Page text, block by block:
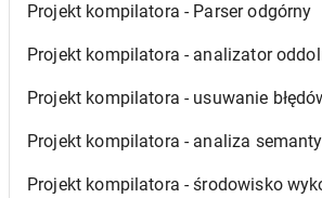
Projekt kompilatora - Parser odgórny
Projekt kompilatora - analizator
Projekt kompilatora - usuwanie
Projekt kompilatora - analiza
Projekt kompilatora - środowisko